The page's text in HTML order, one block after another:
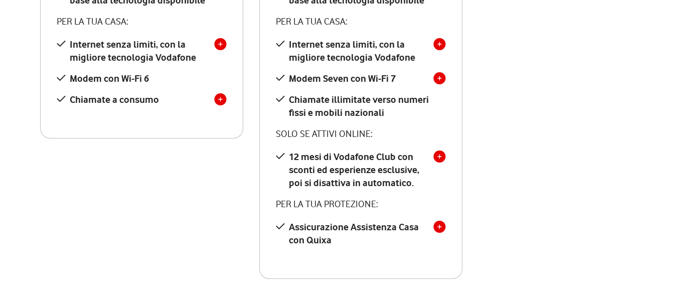
PER LA TUA CASA:
Internet senza limiti, con la
migliore tecnologia Vodafone
Modem con Wi-Fi 6
Chiamate a consumo
PER LA TUA CASA:
Internet senza limiti, con la
migliore tecnologia Vodafone
Modem Seven con Wi-Fi 7
Chiamate illimitate verso numeri
fissi e mobili nazionali
SOLO SE ATTIVI ONLINE:
12 mesi di Vodafone Club con
sconti ed esperienze esclusive,
poi si disattiva in automatico.
PER LA TUA PROTEZIONE:
Assicurazione Assistenza Casa
con Quixa